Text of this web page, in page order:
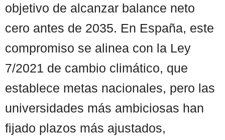
objetivo de alcanzar balance neto
cero antes de 2035. En España, este
compromiso se alinea con la Ley
7/2021 de cambio climático, que
establece metas nacionales, pero las
universidades más ambiciosas han
fijado plazos más ajustados,